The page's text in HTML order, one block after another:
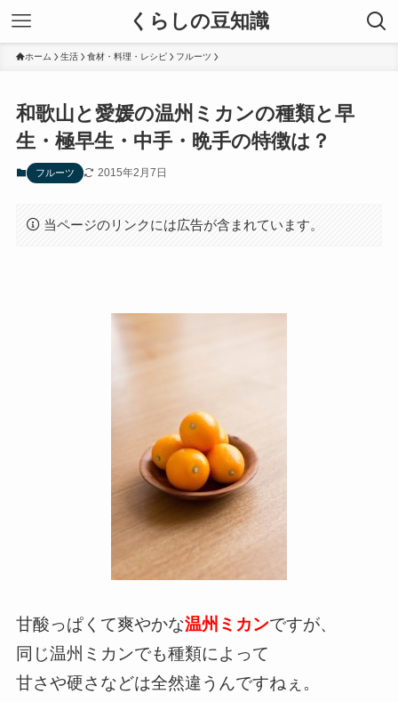
くらしの豆知識
ホーム 生活 食材・料理・レシピ フルーツ
和歌山と愛媛の温州ミカンの種類と早
生・極早生・中手・晩手の特徴は？
フルーツ 2015年2月7日
当ページのリンクには広告が含まれています。
甘酸っぱくて爽やかな温州ミカンですが、
同じ温州ミカンでも種類によって
甘さや硬さなどは全然違うんですねぇ。